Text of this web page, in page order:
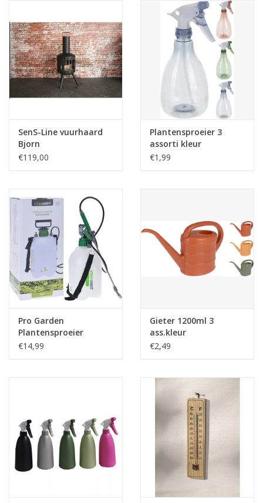
Reizen
Feestartikelen
Vitaliteit
KAARTEN
Horloge
Tafelen
Kalenders
Keuken textiele
Koken
Weckpotten
SenS-Line vuurhaard
Bjorn
€119,00
Plantensproeier 3
assorti kleur
€1,99
Pro Garden
Plantensproeier
Drukspuit - 5 Liter -
€14,99
Gieter 1200ml 3
ass.kleur
€2,49